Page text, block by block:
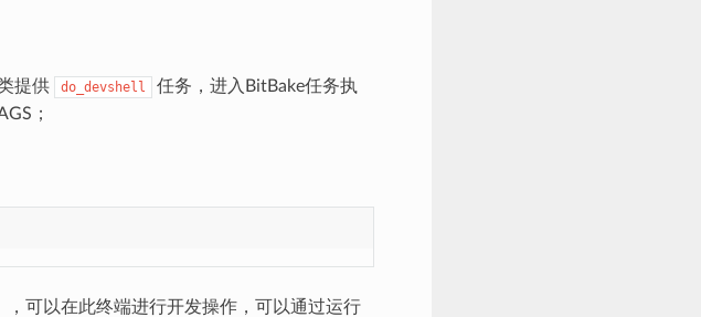
提供 do_devshell
任务，进入BitBake任务执
；
可以在此终端进行开发操作，可以通过运行